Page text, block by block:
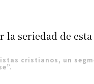
la seriedad de esta
cristianos, un